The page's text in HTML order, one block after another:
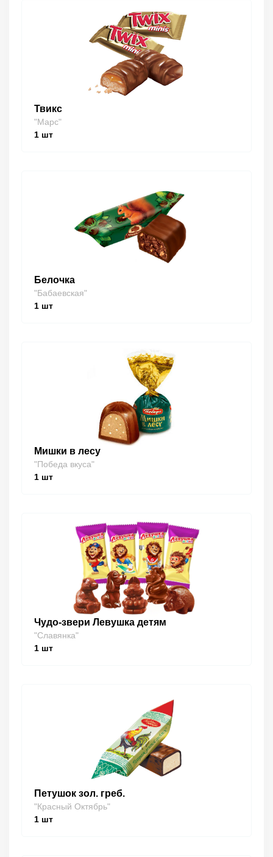
Твикс
"Марс"
1 шт
Белочка
"Бабаевская"
1 шт
Мишки в лесу
"Победа вкуса"
1 шт
Чудо-звери Левушка детям
"Славянка"
1 шт
Петушок зол. греб.
"Красный Октябрь"
1 шт